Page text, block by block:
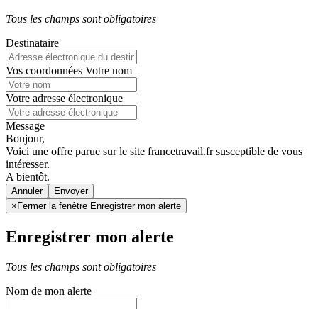
Tous les champs sont obligatoires
Destinataire
Vos coordonnées Votre nom
Votre adresse électronique
Message
Bonjour,
Voici une offre parue sur le site francetravail.fr susceptible de vous
intéresser.
A bientôt.
Annuler
× Fermer la fenêtre Enregistrer mon alerte
Enregistrer mon alerte
Tous les champs sont obligatoires
Nom de mon alerte